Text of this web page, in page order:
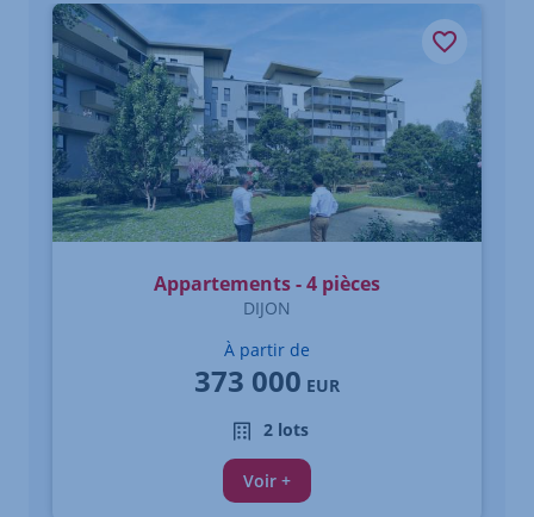
Élément 1 sur 3
Appartements - 4 pièces
DIJON
À partir de
373 000 EUR
2 lots
Voir +